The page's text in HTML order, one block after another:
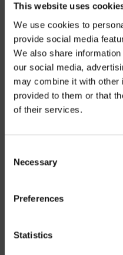
This website uses
We use cookies to
provide social media
We also share
our social media,
may combine it with other
provided to them or that
of their services.
Selection
Necessary
Preferences
Statistics
• NeoLifes egen
naturlige polyfenoler fra
herunder resveratrol fra
• Aminosyren L-cystein.
• Andre vigtige
triglycerider med
kokosnøddeolie,
absorptionen.
• Unik
• For information om
• Kosttilskud er ikke en
sund livsstil.